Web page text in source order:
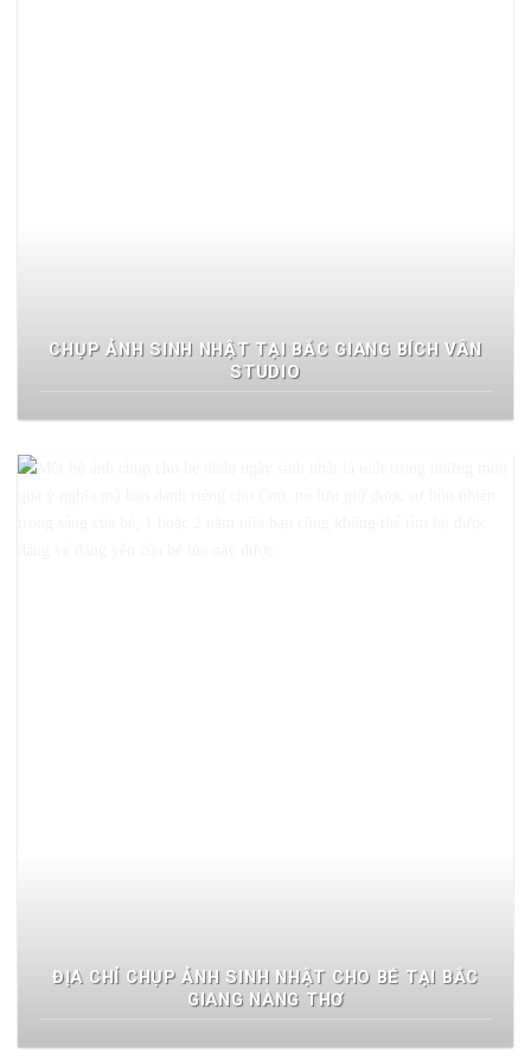
CHỤP ẢNH SINH NHẬT TẠI BẮC GIANG BÍCH VÂN
STUDIO
ĐỊA CHỈ CHỤP ẢNH SINH NHẬT CHO BÉ TẠI BẮC
GIANG NÀNG THƠ